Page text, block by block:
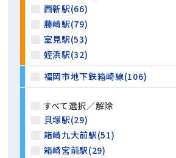
西新駅(66)
藤崎駅(79)
室見駅(53)
姪浜駅(32)
福岡市地下鉄箱崎線(106)
すべて選択／解除
貝塚駅(29)
箱崎九大前駅(51)
箱崎宮前駅(29)